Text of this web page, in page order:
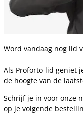
Word vandaag nog lid
Als Proforto-lid geniet
de hoogte van de
Schrijf je in voor onze
op je volgende